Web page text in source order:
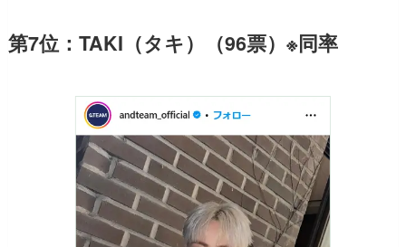
第7位：TAKI（タキ）（96票）※同率